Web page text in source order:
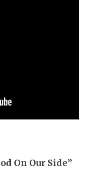
On Our Side”